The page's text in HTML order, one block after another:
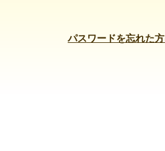
パスワードを忘れた